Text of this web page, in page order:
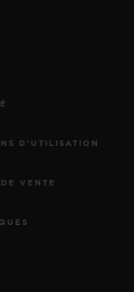
D'UTILISATION
VENTE